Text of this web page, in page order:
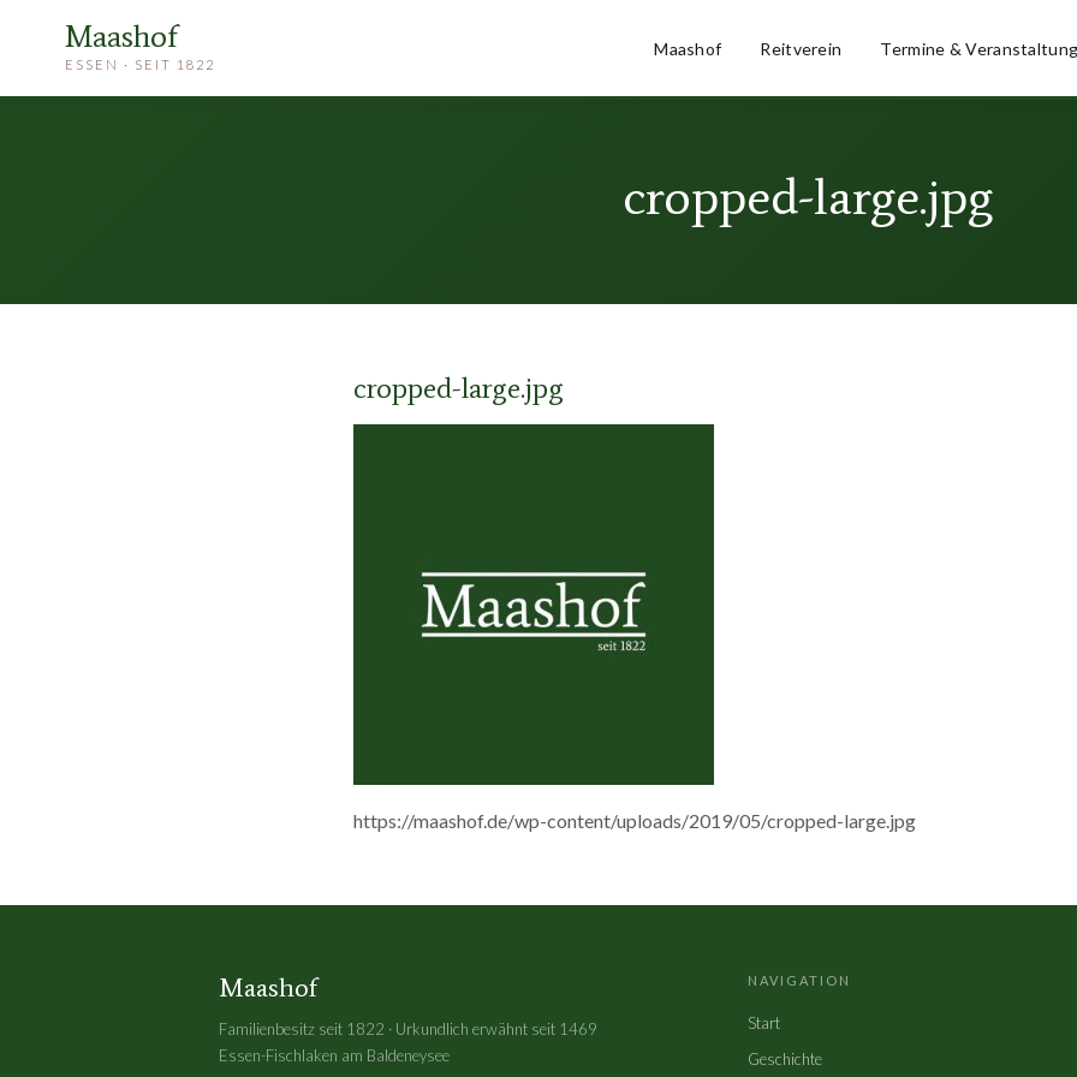
Maashof
ESSEN · SEIT 1822
Maashof Reitverein Termine &
cropped-large.jpg
cropped-large.jpg
https://maashof.de/wp-content/uploads/2019/05/cropped-large.jpg
Maashof
Familienbesitz seit 1822 · Urkundlich erwähnt seit 1469
Essen-Fischlaken am Baldeneysee
NAVIGATION
Start
Geschichte